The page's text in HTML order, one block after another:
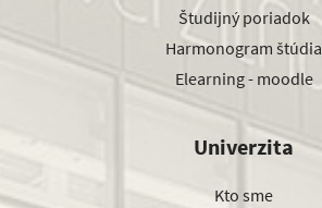
Študijný poriadok
Harmonogram štúdia
Elearning - moodle
Univerzita
Kto sme